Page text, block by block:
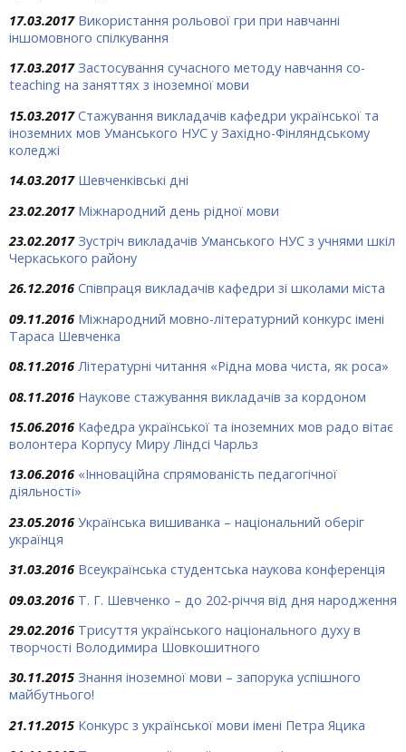
17.03.2017 Використання рольової гри при навчанні
іншомовного спілкування
17.03.2017 Застосування сучасного методу навчання co-
teaching на заняттях з іноземної мови
15.03.2017 Стажування викладачів кафедри української та
іноземних мов Уманського НУС у Західно-Фінляндському
коледжі
14.03.2017 Шевченківські дні
23.02.2017 Міжнародний день рідної мови
23.02.2017 Зустріч викладачів Уманського НУС з учнями шкіл
Черкаського району
26.12.2016 Співпраця викладачів кафедри зі школами міста
09.11.2016 Міжнародний мовно-літературний конкурс імені
Тараса Шевченка
08.11.2016 Літературні читання «Рідна мова чиста, як роса»
08.11.2016 Наукове стажування викладачів за кордоном
15.06.2016 Кафедра української та іноземних мов радо вітає
волонтера Корпусу Миру Ліндсі Чарльз
13.06.2016 «Інноваційна спрямованість педагогічної
діяльності»
23.05.2016 Українська вишиванка – національний оберіг
українця
31.03.2016 Всеукраїнська студентська наукова конференція
09.03.2016 Т. Г. Шевченко – до 202-річчя від дня народження
29.02.2016 Трисуття українського національного духу в
творчості Володимира Шовкошитного
30.11.2015 Знання іноземної мови – запорука успішного
майбутнього!
21.11.2015 Конкурс з української мови імені Петра Яцика